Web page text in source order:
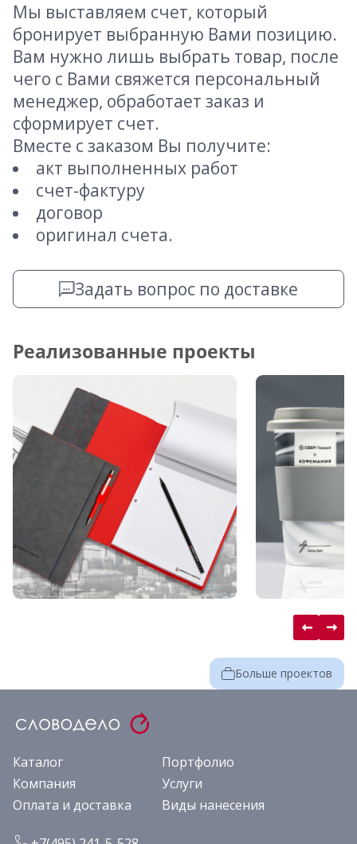
Мы выставляем счет, который
бронирует выбранную Вами позицию.
Вам нужно лишь выбрать товар, после
чего с Вами свяжется персональный
менеджер, обработает заказ и
сформирует счет.
Вместе с заказом Вы получите:
акт выполненных работ
счет-фактуру
договор
оригинал счета.
Задать вопрос по доставке
Реализованные проекты
Больше проектов
Каталог
Портфолио
Компания
Услуги
Оплата и доставка
Виды нанесения